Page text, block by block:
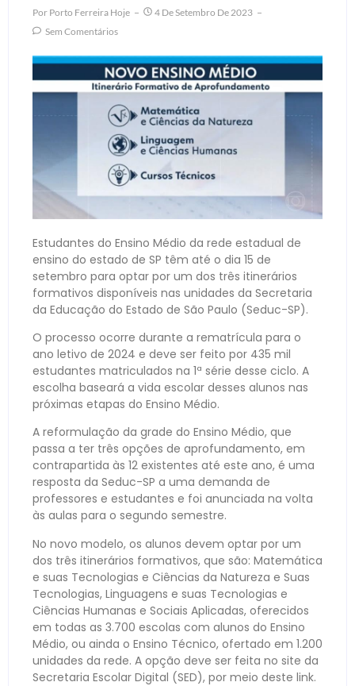
Por Porto Ferreira Hoje
4 De Setembro De 2023
Sem Comentários
Estudantes do Ensino Médio da rede estadual de
ensino do estado de SP têm até o dia 15 de
setembro para optar por um dos três itinerários
formativos disponíveis nas unidades da Secretaria
da Educação do Estado de São Paulo (Seduc-SP).
O processo ocorre durante a rematrícula para o
ano letivo de 2024 e deve ser feito por 435 mil
estudantes matriculados na 1ª série desse ciclo. A
escolha baseará a vida escolar desses alunos nas
próximas etapas do Ensino Médio.
A reformulação da grade do Ensino Médio, que
passa a ter três opções de aprofundamento, em
contrapartida às 12 existentes até este ano, é uma
resposta da Seduc-SP a uma demanda de
professores e estudantes e foi anunciada na volta
às aulas para o segundo semestre.
No novo modelo, os alunos devem optar por um
dos três itinerários formativos, que são: Matemática
e suas Tecnologias e Ciências da Natureza e Suas
Tecnologias, Linguagens e suas Tecnologias e
Ciências Humanas e Sociais Aplicadas, oferecidos
em todas as 3.700 escolas com alunos do Ensino
Médio, ou ainda o Ensino Técnico, ofertado em 1.200
unidades da rede. A opção deve ser feita no site da
Secretaria Escolar Digital (SED), por meio deste link.